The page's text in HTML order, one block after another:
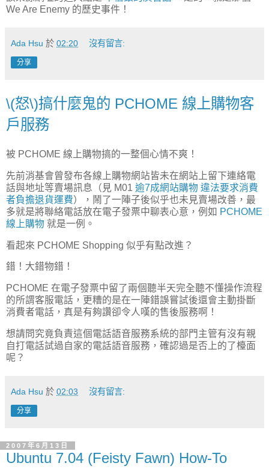
We Are Enemy 的歷史事件！
Ada Hsu 於 02:20 沒有留言:
分享
\(怒\)搞什麼鬼的 PCHOME 線上購物客
戶服務
被 PCHOME 線上購物搞的一整個心情不爽！
先前消基會曾發布各線上購物網站皆未在網站上留下連絡電
話與地址等賣場訊息（見 M01 逾7成網站購物 違法要求消費
者負擔退貨運費），鬧了一陣子後似乎也未見賣場改善，最
多就是將聯絡電話放在電子發票中聊表心意，例如 PCHOME
線上購物 就是一例。
看起來 PCHOME Shopping 似乎有點改進？
錯！大錯物錯！
PCHOME 在電子發票中留了兩個聽半天完全聽不懂操作流程
的所謂客服電話，更糟的是在一陣錯誤嘗試後還會主動掛斷
消費者電話，真是有夠讚卻令人嘆的售後服務啊！
想請問究竟負責這個電話語音服務系統的部門主管有沒有親
自打電話試過自家的電話語音服務，確認過是否上的了檯面
呢？
Ada Hsu 於 02:03 沒有留言:
分享
2007年6月13日
Ubuntu 7.04 (Feisty Fawn) How-To